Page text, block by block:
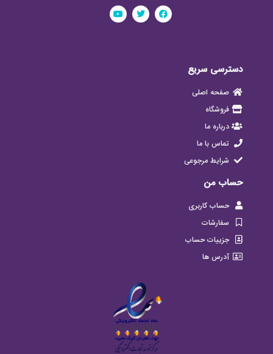
دسترسی سریع
صفحه اصلی
فروشگاه
درباره ما
تماس با ما
شرایط مرجوعی
حساب من
حساب کاربری
سفارشات
جزییات حساب
آدرس ها